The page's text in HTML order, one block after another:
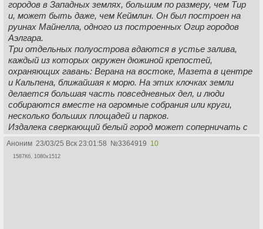
городов в Западных землях, большим по размеру, чем Тир
и, может быть даже, чем Кеймлин. Он был построен на
руинах Майнелла, одного из построенных Огир городов
Аэлгара.
Три отдельных полуострова вдаются в устье залива,
каждый из которых окружен дюжиной крепостей,
охраняющих гавань: Верана на востоке, Мазета в центре
и Кальпена, ближайшая к морю. На этих клочках земли
делается большая часть повседневных дел, и люди
собираются вместе на огромные собрания или круги,
несколько больших площадей и парков.
Издалека сверкающий белый город может соперничать с
красивых дворцов и залов, увенчанных тонкими башнями
или остроконечными куполами, некоторые из которых
Аноним 23/03/25 Вск 23:01:58 №3364919 10
1587Кб, 1080x1512